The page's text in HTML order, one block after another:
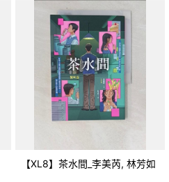
【XL8】茶水間_李美芮, 林芳如